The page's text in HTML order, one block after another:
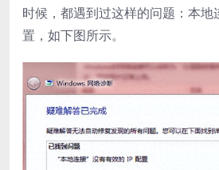
时候，都遇到过这样的问题：本
置，如下图所示。